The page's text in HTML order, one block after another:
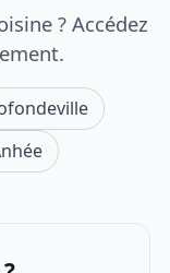
? Accédez